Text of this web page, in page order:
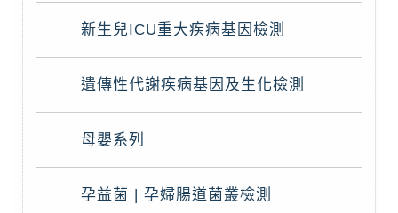
新生兒ICU重大疾病基因檢測
遺傳性代謝疾病基因及生化檢測
母嬰系列
孕益菌 | 孕婦腸道菌叢檢測